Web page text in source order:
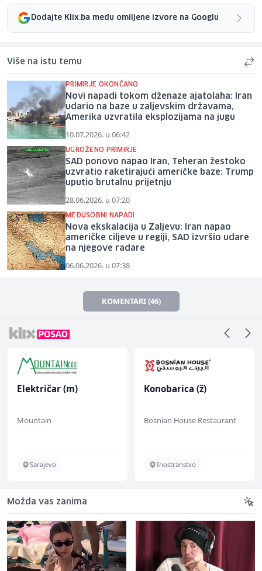
Dodajte Klix.ba među omiljene izvore na Googlu
Više na istu temu
PRIMIRJE OKONČANO
Novi napadi tokom dženaze ajatolaha: Iran
udario na baze u zaljevskim državama,
Amerika uzvratila eksplozijama na jugu
10.07.2026. u 06:42
UGROŽENO PRIMIRJE
SAD ponovo napao Iran, Teheran žestoko
uzvratio raketirajući američke baze: Trump
uputio brutalnu prijetnju
28.06.2026. u 07:20
MEĐUSOBNI NAPADI
Nova ekskalacija u Zaljevu: Iran napao
američke ciljeve u regiji, SAD izvršio udare
na njegove radare
06.06.2026. u 07:38
KOMENTARI (46)
Električar (m)
Mountain
Sarajevo
Konobarica (ž)
Bosnian House Restaurant
Inostranstvo
Možda vas zanima